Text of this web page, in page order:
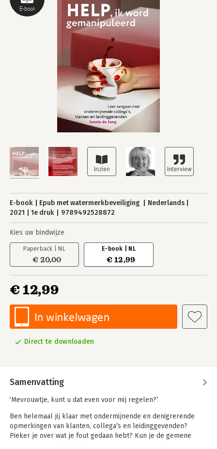
E-book
E-book Epub met watermerkbeveiliging
Nederlands
2021
1e druk 9789492528872
Kies uw bindwijze
Paperback | NL
€ 20,00
E-book | NL
€ 12,99
€ 12,99
In winkelwagen
Direct te downloaden
Samenvatting
‘Mevrouwtje, kunt u dat even voor mij regelen?’
Ben helemaal jij klaar met ondermijnende en denigrerende
opmerkingen van klanten, collega’s en leidinggevenden?
Pieker je over wat je fout gedaan hebt? Kun je de gemene